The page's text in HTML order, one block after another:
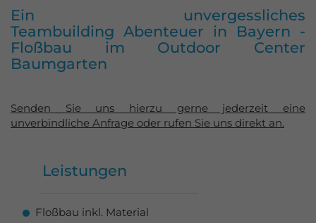
Ein unvergessliches
Teambuilding Abenteuer in Bayern -
Floßbau im Outdoor Center
Baumgarten
Senden Sie uns hierzu gerne jederzeit eine
unverbindliche Anfrage oder rufen Sie uns direkt an.
Leistungen
Floßbau inkl. Material